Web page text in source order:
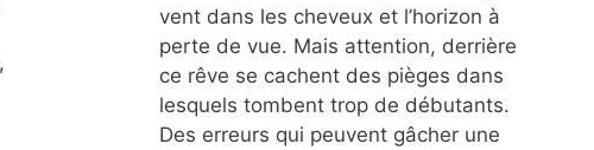
,
vent dans les cheveux et l’horizon à
perte de vue. Mais attention, derrière
ce rêve se cachent des pièges dans
lesquels tombent trop de débutants.
Des erreurs qui peuvent gâcher une